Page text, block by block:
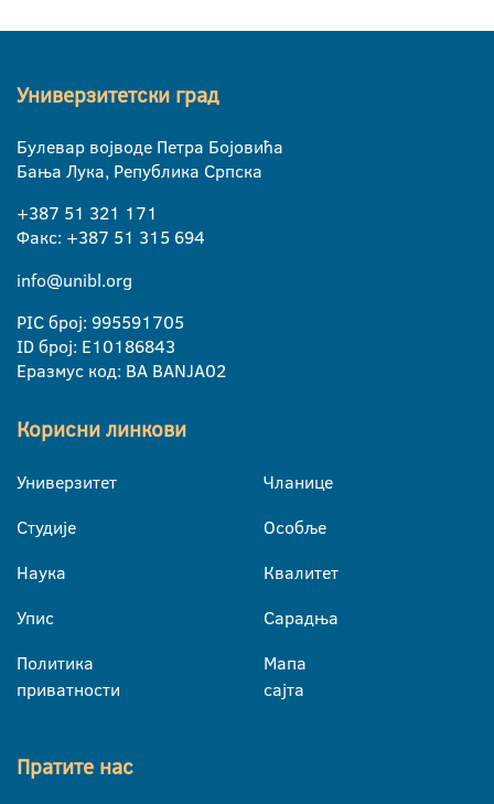
Универзитетски град
Булевар војводе Петра Бојовића
Бања Лука, Република Српска
+387 51 321 171
Факс: +387 51 315 694
info@unibl.org
PIC број: 995591705
ID број: E10186843
Еразмус код: BA BANJA02
Корисни линкови
Универзитет
Студије
Наука
Упис
Политика
приватности
Чланице
Особље
Квалитет
Сарадња
Мапа
сајта
Пратите нас